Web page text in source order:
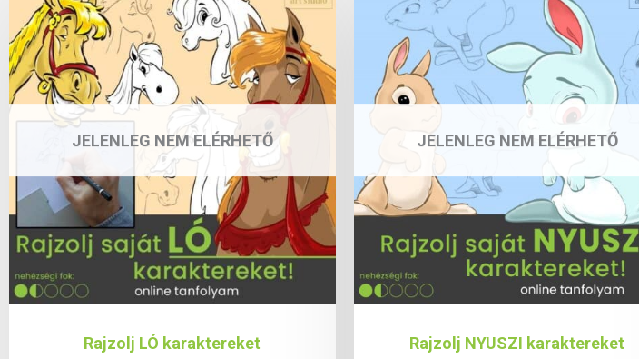
JELENLEG NEM ELÉRHETŐ
Rajzolj LÓ karaktereket
JELENLEG NEM ELÉRHETŐ
Rajzolj NYUSZI karaktereket